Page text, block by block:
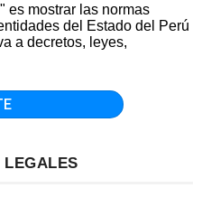
es mostrar las normas
del Estado del Perú
a decretos, leyes,
LEGALES